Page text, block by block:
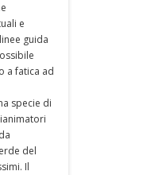
e
guida
a fatica ad
specie di
del
Il